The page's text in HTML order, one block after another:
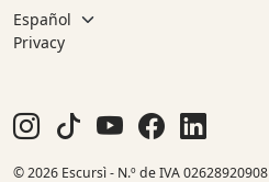
Privacy
© 2026 Escursì - N.º de IVA 02628920908